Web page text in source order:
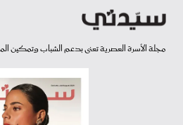
مجلة الأسرة العصرية تعنى بدعم الشباب وتمكين